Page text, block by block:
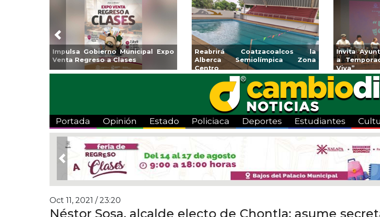
Guarniciones y banquetas para la
colonia El Mango en Pánuco
Emprendedores de Xalapa
exponen en Mercadito
Bicentenario
halterofilia
2026
Previous
Portada Opinión Estado Policiaca Deportes Estudiantes
Previous
Oct 11, 2021 / 23:20
Néstor Sosa, alcalde electo de Chontla: asume